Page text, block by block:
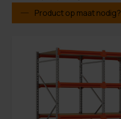
Product op maat nodig?